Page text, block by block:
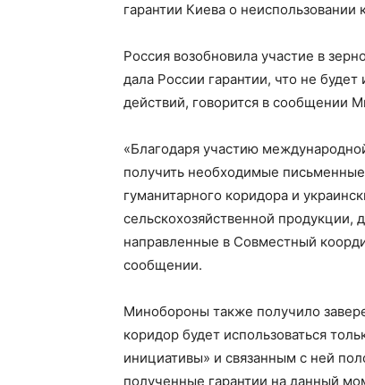
гарантии Киева о неиспользовании
Россия возобновила участие в
дала России гарантии, что не
действий, говорится в сообщении
«Благодаря участию
получить необходимые
гуманитарного коридора и
сельскохозяйственной продукции,
направленные в Совместный
сообщении.
Минобороны также получило
коридор будет использоваться
инициативы» и связанным с ней
полученные гарантии на данный